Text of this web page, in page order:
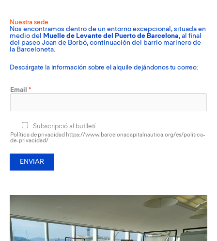
Nuestra sede
Nos encontramos dentro de un entorno excepcional, situada en
medio del
Muelle de Levante del Puerto de Barcelona, al final
del paseo Joan de Borbó, continuación del barrio marinero de
la Barceloneta.
Descárgate la información sobre el alquile dejándonos tu correo:
Email *
Subscripció al butlletí
Política de privacidad https://www.barcelonacapitalnautica.org/es/politica-
de-privacidad/
ENVIAR